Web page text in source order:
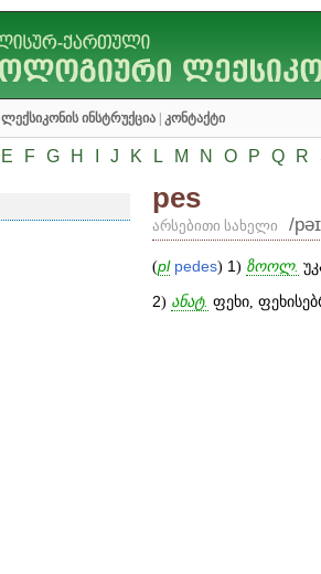
ლექსიკონის ინსტრუქცია კონტაქტი
E F G H J K L M N O P Q R
pes
არსებითი სახელი /
(pl pedes) 1) ზოოლ.
2) ანატ. ფეხი,